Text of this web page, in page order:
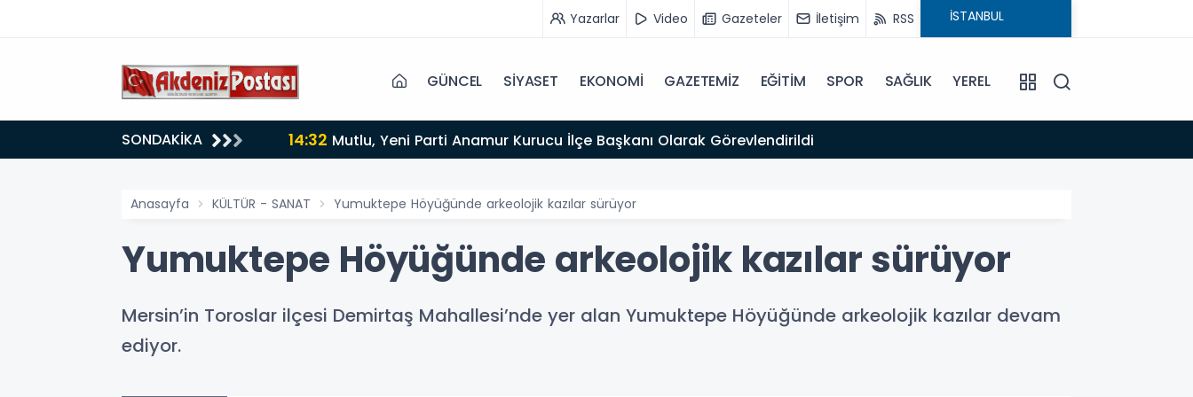
Yazarlar Video Gazeteler İletişim RSS
GÜNCEL SİYASET EKONOMİ GAZETEMİZ EĞİTİM SPOR SAĞLIK YEREL
SONDAKİKA 14:32 Mutlu, Yeni Parti Anamur Kurucu İlçe Başkanı Olarak Görevlendirildi
Anasayfa KÜLTÜR - SANAT Yumuktepe Höyüğünde arkeolojik kazılar sürüyor
Yumuktepe Höyüğünde arkeolojik kazılar sürüyor
Mersin’in Toroslar ilçesi Demirtaş Mahallesi’nde yer alan Yumuktepe Höyüğünde arkeolojik kazılar devam
ediyor.